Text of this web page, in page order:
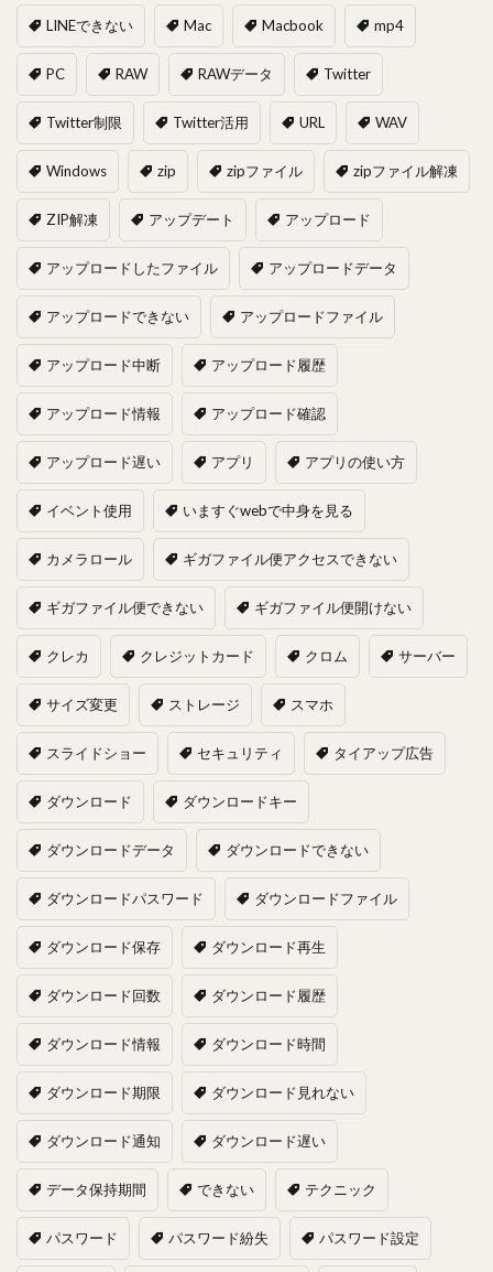
LINEできない Mac Macbook mp4
PC RAW RAWデータ Twitter
Twitter制限 Twitter活用 URL WAV
Windows zip zipファイル zipファイル解凍
ZIP解凍 アップデート アップロード
アップロードしたファイル アップロードデータ
アップロードできない アップロードファイル
アップロード中断 アップロード履歴
アップロード情報 アップロード確認
アップロード遅い アプリ アプリの使い方
イベント使用 いますぐwebで中身を見る
カメラロール ギガファイル便アクセスできない
ギガファイル便できない ギガファイル便開けない
クレカ クレジットカード クロム サーバー
サイズ変更 ストレージ スマホ
スライドショー セキュリティ タイアップ広告
ダウンロード ダウンロードキー
ダウンロードデータ ダウンロードできない
ダウンロードパスワード ダウンロードファイル
ダウンロード保存 ダウンロード再生
ダウンロード回数 ダウンロード履歴
ダウンロード情報 ダウンロード時間
ダウンロード期限 ダウンロード見れない
ダウンロード通知 ダウンロード遅い
データ保持期間 できない テクニック
パスワード パスワード紛失 パスワード設定